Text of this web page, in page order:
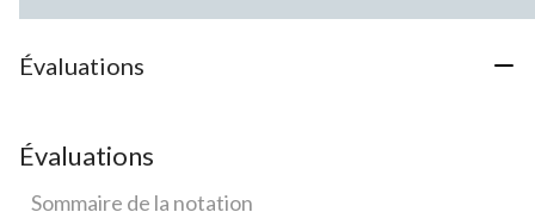
Évaluations
Évaluations
Sommaire de la notation